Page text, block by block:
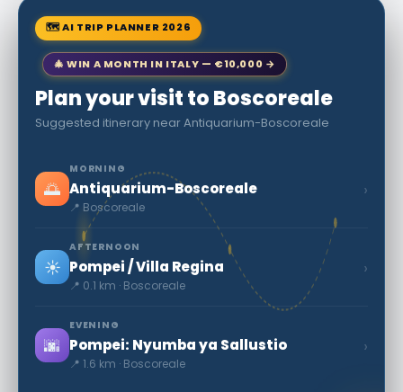
🗺 AI TRIP PLANNER 2026
🎄 WIN A MONTH IN ITALY — €10,000 →
Plan your visit to Boscoreale
Suggested itinerary near Antiquarium-Boscoreale
🌅
MORNING
Antiquarium-Boscoreale
📍 Boscoreale
›
☀️
AFTERNOON
Pompei / Villa Regina
📍 0.1 km · Boscoreale
›
🌆
EVENING
Pompei: Nyumba ya Sallustio
📍 1.6 km · Boscoreale
›